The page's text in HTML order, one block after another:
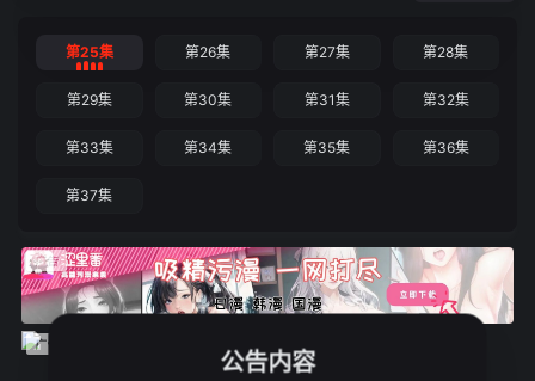
第25集 第26集 第27集 第28集
第29集 第30集 第31集 第32集
第33集 第34集 第35集 第36集
第37集
公告内容